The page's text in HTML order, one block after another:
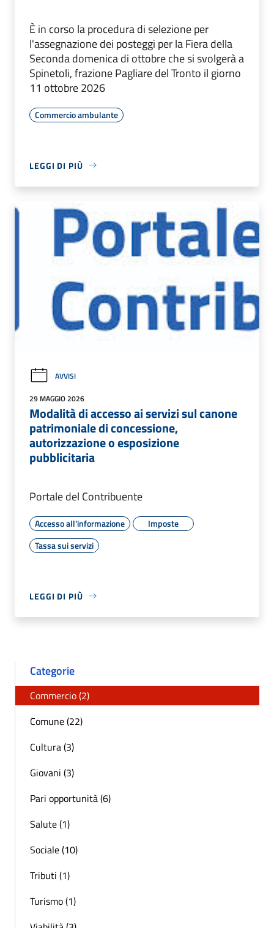
È in corso la procedura di selezione per
l'assegnazione dei posteggi per la Fiera della
Seconda domenica di ottobre che si svolgerà a
Spinetoli, frazione Pagliare del Tronto il giorno
11 ottobre 2026
Commercio ambulante
LEGGI DI PIÙ
AVVISI
29 MAGGIO 2026
Modalità di accesso ai servizi sul canone
patrimoniale di concessione,
autorizzazione o esposizione
pubblicitaria
Portale del Contribuente
Accesso all'informazione
Imposte
Tassa sui servizi
LEGGI DI PIÙ
Categorie
Commercio (2)
Comune (22)
Cultura (3)
Giovani (3)
Pari opportunità (6)
Salute (1)
Sociale (10)
Tributi (1)
Turismo (1)